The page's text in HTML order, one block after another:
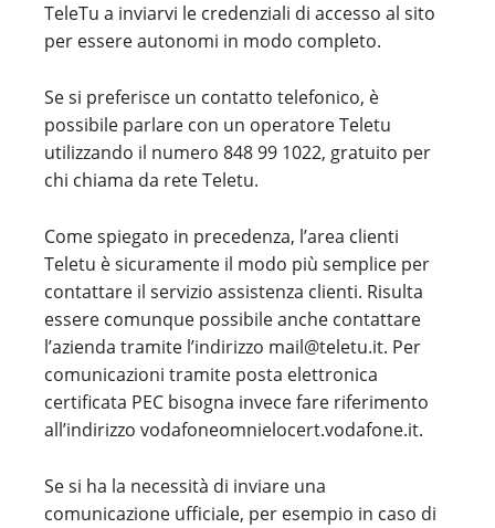
TeleTu a inviarvi le credenziali di accesso al sito
per essere autonomi in modo completo.
Se si preferisce un contatto telefonico, è
possibile parlare con un operatore Teletu
utilizzando il numero 848 99 1022, gratuito per
chi chiama da rete Teletu.
Come spiegato in precedenza, l’area clienti
Teletu è sicuramente il modo più semplice per
contattare il servizio assistenza clienti. Risulta
essere comunque possibile anche contattare
l’azienda tramite l’indirizzo mail@teletu.it. Per
comunicazioni tramite posta elettronica
certificata PEC bisogna invece fare riferimento
all’indirizzo vodafoneomnielocert.vodafone.it.
Se si ha la necessità di inviare una
comunicazione ufficiale, per esempio in caso di